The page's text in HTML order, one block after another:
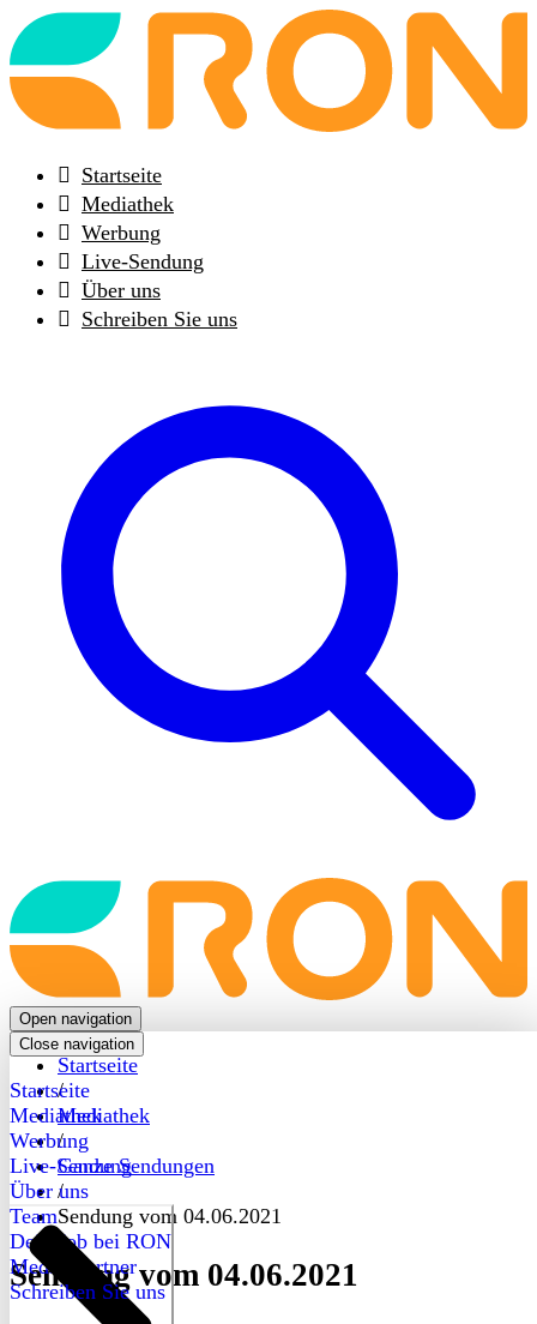
Back
to
frontpage
Startseite
Mediathek
Werbung
Live-Sendung
Über uns
Schreiben Sie uns
Back
to
frontpage
Open navigation
Close navigation
Startseite
Mediathek
Werbung
Live-Sendung
Über uns
Team
Dein Job bei RON
Medienpartner
Schreiben Sie uns
Startseite
/
Mediathek
/
Ganze Sendungen
/
Sendung vom 04.06.2021
Sendung vom 04.06.2021